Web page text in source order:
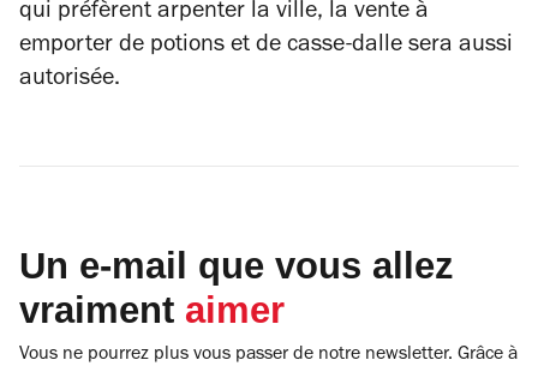
qui préfèrent arpenter la ville, la vente à
emporter de potions et de casse-dalle sera aussi
autorisée.
Un e-mail que vous allez
vraiment aimer
Vous ne pourrez plus vous passer de notre newsletter. Grâce à